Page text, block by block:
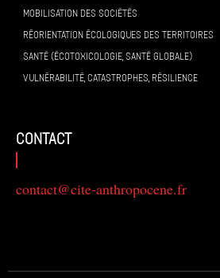
MOBILISATION DES SOCIÉTÉS
RÉORIENTATION ÉCOLOGIQUES DES TERRITOIRES
SANTÉ (ÉCOTOXICOLOGIE, SANTÉ GLOBALE)
VULNÉRABILITÉ, CATASTROPHES, RÉSILIENCE
contact
contact@cite-anthropocene.fr